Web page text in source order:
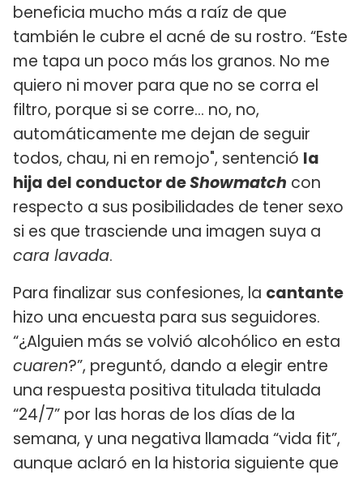
beneficia mucho más a raíz de que
también le cubre el acné de su rostro. “Este
me tapa un poco más los granos. No me
quiero ni mover para que no se corra el
filtro, porque si se corre... no, no,
automáticamente me dejan de seguir
todos, chau, ni en remojo", sentenció la
hija del conductor deShowmatch con
respecto a sus posibilidades de tener sexo
si es que trasciende una imagen suya a
cara lavada.
Para finalizar sus confesiones, la cantante
hizo una encuesta para sus seguidores.
“¿Alguien más se volvió alcohólico en esta
cuaren?”, preguntó, dando a elegir entre
una respuesta positiva titulada titulada
“24/7” por las horas de los días de la
semana, y una negativa llamada “vida fit”,
aunque aclaró en la historia siguiente que